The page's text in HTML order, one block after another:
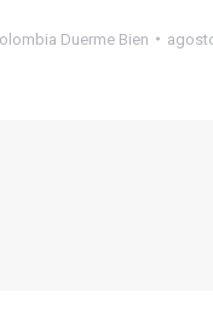
Duerme Bien